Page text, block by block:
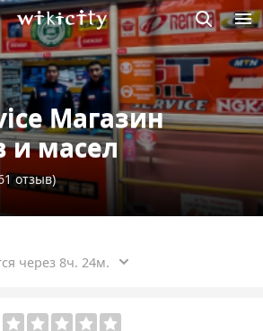
Викисити
Магазин
и масел
отзыв)
через 8ч. 24м.